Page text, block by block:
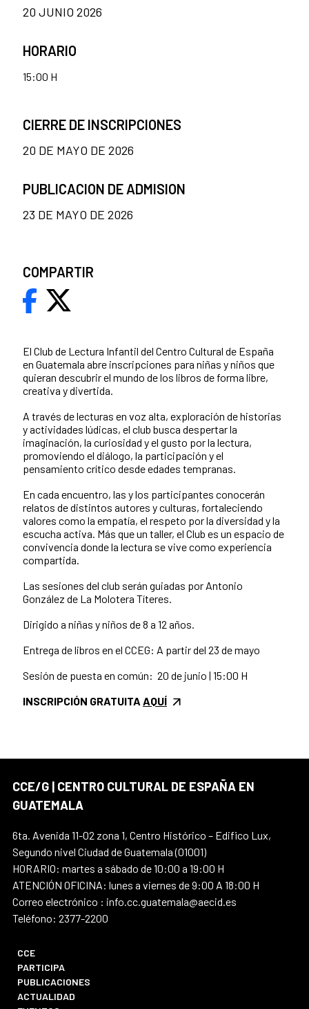
El Club de Lectura Infantil del Centro Cultural de España
en Guatemala abre inscripciones para niñas y niños que
quieran descubrir el mundo de los libros de forma libre,
creativa y divertida.
A través de lecturas en voz alta, exploración de historias
y actividades lúdicas, el club busca despertar la
imaginación, la curiosidad y el gusto por la lectura,
promoviendo el diálogo, la participación y el
pensamiento crítico desde edades tempranas.
En cada encuentro, las y los participantes conocerán
relatos de distintos autores y culturas, fortaleciendo
valores como la empatía, el respeto por la diversidad y la
escucha activa. Más que un taller, el Club es un espacio de
convivencia donde la lectura se vive como experiencia
compartida.
Las sesiones del club serán guiadas por Antonio
González de La Molotera Títeres.
Dirigido a niñas y niños de 8 a 12 años.
Entrega de libros en el CCEG: A partir del 23 de mayo
Sesión de puesta en común: 20 de junio | 15:00 H
INSCRIPCIÓN GRATUITA AQUÍ
20 JUNIO 2026
HORARIO
15:00 H
CIERRE DE INSCRIPCIONES
20 DE MAYO DE 2026
PUBLICACION DE ADMISION
23 DE MAYO DE 2026
COMPARTIR
CCE/G | CENTRO CULTURAL DE ESPAÑA EN
GUATEMALA
6ta. Avenida 11-02 zona 1, Centro Histórico – Edifico Lux,
Segundo nivel Ciudad de Guatemala (01001)
HORARIO: martes a sábado de 10:00 a 19:00 H
ATENCIÓN OFICINA: lunes a viernes de 9:00 A 18:00 H
Correo electrónico : info.cc.guatemala@aecid.es
Teléfono: 2377-2200
CCE
PARTICIPA
PUBLICACIONES
ACTUALIDAD